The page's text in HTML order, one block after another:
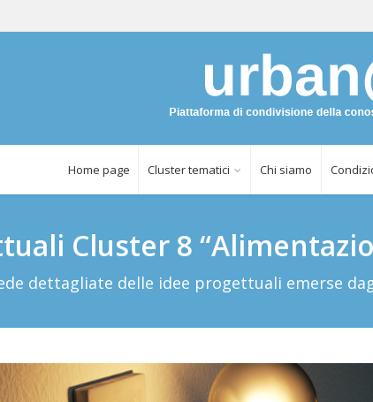
Home page Cluster tematici Chi siamo
Cluster 8
dettagliate delle idee progettuali emerse